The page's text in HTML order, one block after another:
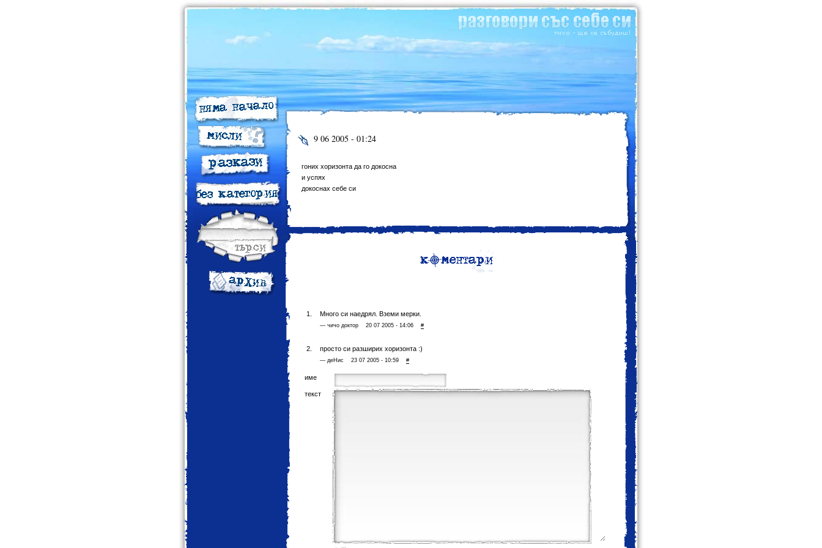
9 06 2005 - 01:24
гоних хоризонта да го докосна
и успях
докоснах себе си
Много си наедрял. Вземи мерки.
— чичо доктор 20 07 2005 - 14:06 #
просто си разширих хоризонта :)
— деНис 23 07 2005 - 10:59 #
име
текст